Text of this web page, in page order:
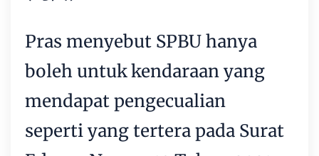
Pras menyebut SPBU hanya
boleh untuk kendaraan yang
mendapat pengecualian
seperti yang tertera pada Surat